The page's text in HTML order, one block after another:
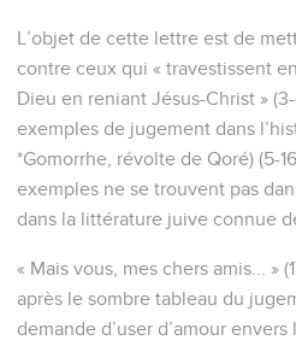
L’objet de cette lettre est de
contre ceux qui « travestissent
Dieu en reniant Jésus-Christ »
exemples de jugement dans
*Gomorrhe, révolte de Qoré) (5-
exemples ne se trouvent pas
dans la littérature juive connue
« Mais vous, mes chers amis... »
après le sombre tableau du
demande d’user d’amour